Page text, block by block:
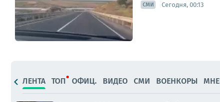
СМИ Сегодня, 00:13
ЛЕНТА ТОП ОФИЦ. ВИДЕО СМИ ВОЕНКОРЫ